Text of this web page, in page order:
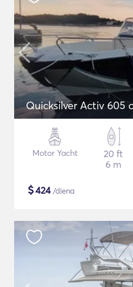
Quicksilver Activ 605
Motor Yacht
20 ft
6 m
$424/diena